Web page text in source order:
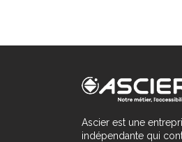
Ascier est une
indépendante qui